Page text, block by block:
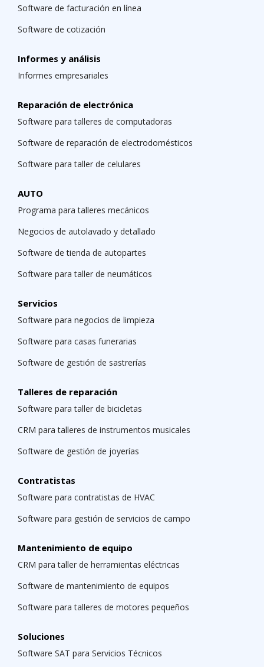
Software de facturación en línea
Software de cotización
Informes y análisis
Informes empresariales
Reparación de electrónica
Software para talleres de computadoras
Software de reparación de electrodomésticos
Software para taller de celulares
AUTO
Programa para talleres mecánicos
Negocios de autolavado y detallado
Software de tienda de autopartes
Software para taller de neumáticos
Servicios
Software para negocios de limpieza
Software para casas funerarias
Software de gestión de sastrerías
Talleres de reparación
Software para taller de bicicletas
CRM para talleres de instrumentos musicales
Software de gestión de joyerías
Contratistas
Software para contratistas de HVAC
Software para gestión de servicios de campo
Mantenimiento de equipo
CRM para taller de herramientas eléctricas
Software de mantenimiento de equipos
Software para talleres de motores pequeños
Soluciones
Software SAT para Servicios Técnicos